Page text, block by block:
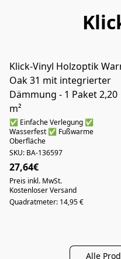
NUR ABHOLUNG IN AUGSBURG
Klick-Vinyl Holzoptik
Oak 31 mit integrierter
Dämmung - 1 Paket 2,20
m²
✅ Einfache Verlegung ✅
Wasserfest ✅ Fußwarme
Oberfläche
SKU: BA-136597
27,64€
Preis inkl. MwSt.
Kostenloser Versand
Quadratmeter: 14,95 €
Alle